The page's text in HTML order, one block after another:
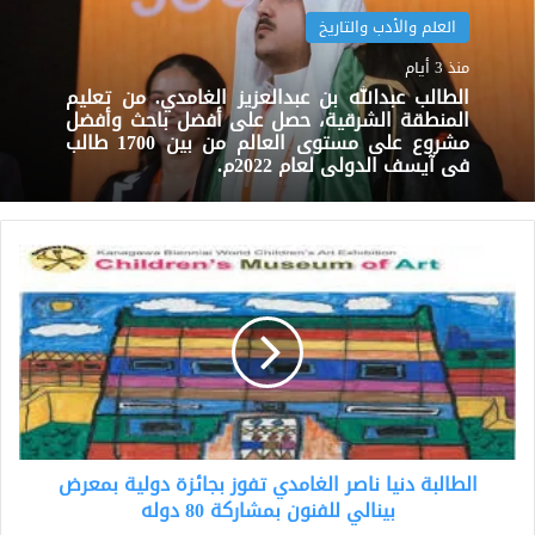
العلم والأدب والتاريخ
منذ 3 أيام
الطالب عبدالله بن عبدالعزيز الغامدي. من تعليم
المنطقة الشرقية، حصل على أفضل باحث وأفضل
مشروع على مستوى العالم من بين 1700 طالب
في آيسف الدولي لعام 2022م.
ناصر
الغامدي
تفوز
بجائزة
دولية
بمعرض
بينالي
للفنونالطالبة دنيا ناصر الغامدي تفوز بجائزة دولية بمعرض
بينالي للفنون بمشاركة 80 دوله